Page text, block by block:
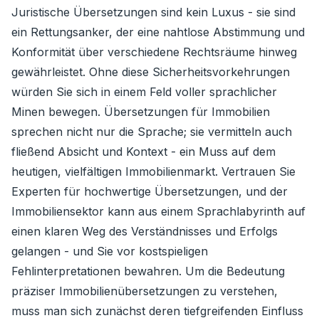
Juristische Übersetzungen sind kein Luxus - sie sind
ein Rettungsanker, der eine nahtlose Abstimmung und
Konformität über verschiedene Rechtsräume hinweg
gewährleistet. Ohne diese Sicherheitsvorkehrungen
würden Sie sich in einem Feld voller sprachlicher
Minen bewegen. Übersetzungen für Immobilien
sprechen nicht nur die Sprache; sie vermitteln auch
fließend Absicht und Kontext - ein Muss auf dem
heutigen, vielfältigen Immobilienmarkt. Vertrauen Sie
Experten für hochwertige Übersetzungen, und der
Immobiliensektor kann aus einem Sprachlabyrinth auf
einen klaren Weg des Verständnisses und Erfolgs
gelangen - und Sie vor kostspieligen
Fehlinterpretationen bewahren. Um die Bedeutung
präziser Immobilienübersetzungen zu verstehen,
muss man sich zunächst deren tiefgreifenden Einfluss